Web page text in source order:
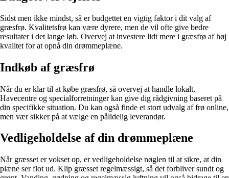
Sidst men ikke mindst, så er budgettet en vigtig faktor i dit valg af
græsfrø. Kvalitetsfrø kan være dyrere, men de vil ofte give bedre
resultater i det lange løb. Overvej at investere lidt mere i græsfrø af høj
kvalitet for at opnå din drømmeplæne.
Indkøb af græsfrø
Når du er klar til at købe græsfrø, så overvej at handle lokalt.
Havecentre og specialforretninger kan give dig rådgivning baseret på
din specifikke situation. Du kan også finde et stort udvalg af frø online,
men vær sikker på at vælge en pålidelig leverandør.
Vedligeholdelse af din drømmeplæne
Når græsset er vokset op, er vedligeholdelse nøglen til at sikre, at din
plæne ser flot ud. Klip græsset regelmæssigt, så det forbliver sundt og